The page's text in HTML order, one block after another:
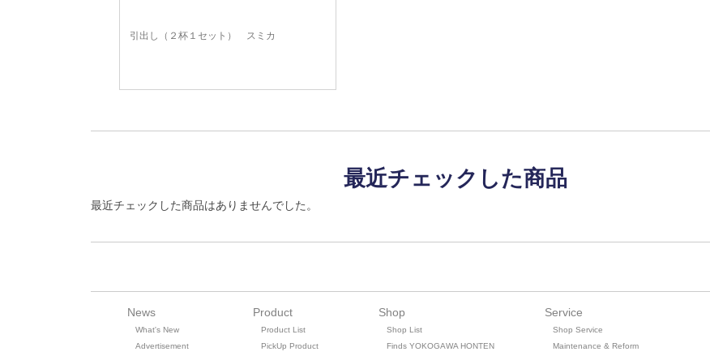
引出し（２杯１セット） スミカ
最近チェックした商品
最近チェックした商品はありませんでした。
News
What's New
Advertisement
Product
Product List
PickUp Product
Shop
Shop List
Finds YOKOGAWA HONTEN
Service
Shop Service
Maintenance & Reform